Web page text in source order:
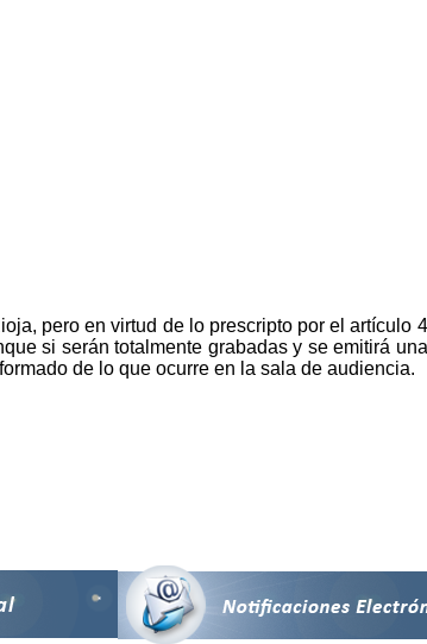
pero en virtud de lo prescripto por el artículo
si serán totalmente grabadas y se emitirá
de lo que ocurre en la sala de audiencia.